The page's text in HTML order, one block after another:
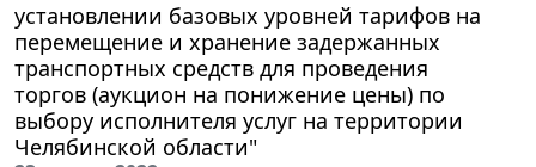
установлении базовых уровней тарифов на
перемещение и хранение задержанных
транспортных средств для проведения
торгов (аукцион на понижение цены) по
выбору исполнителя услуг на территории
Челябинской области"